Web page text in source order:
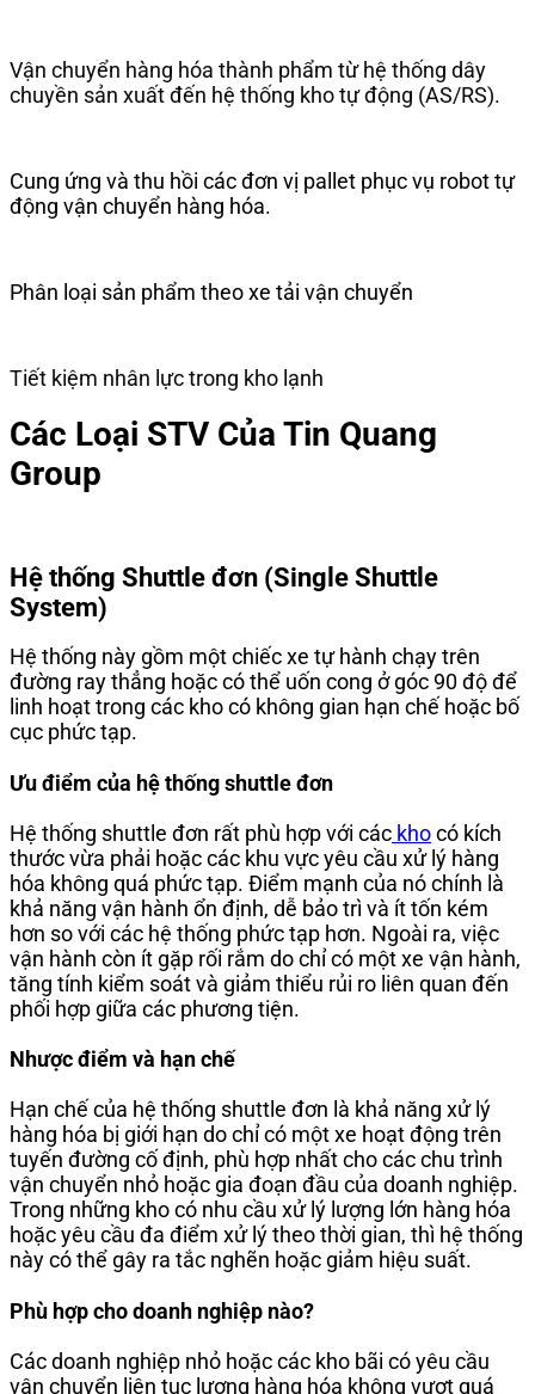
Vận chuyển hàng hóa thành phẩm từ hệ thống dây
chuyền sản xuất đến hệ thống kho tự động (AS/RS).
Cung ứng và thu hồi các đơn vị pallet phục vụ robot tự
động vận chuyển hàng hóa.
Phân loại sản phẩm theo xe tải vận chuyển
Tiết kiệm nhân lực trong kho lạnh
Các Loại STV Của Tin Quang
Group
Hệ thống Shuttle đơn (Single Shuttle
System)
Hệ thống này gồm một chiếc xe tự hành chạy trên
đường ray thẳng hoặc có thể uốn cong ở góc 90 độ để
linh hoạt trong các kho có không gian hạn chế hoặc bố
cục phức tạp.
Ưu điểm của hệ thống shuttle đơn
Hệ thống shuttle đơn rất phù hợp với các khocó kích
thước vừa phải hoặc các khu vực yêu cầu xử lý hàng
hóa không quá phức tạp. Điểm mạnh của nó chính là
khả năng vận hành ổn định, dễ bảo trì và ít tốn kém
hơn so với các hệ thống phức tạp hơn. Ngoài ra, việc
vận hành còn ít gặp rối rắm do chỉ có một xe vận hành,
tăng tính kiểm soát và giảm thiểu rủi ro liên quan đến
phối hợp giữa các phương tiện.
Nhược điểm và hạn chế
Hạn chế của hệ thống shuttle đơn là khả năng xử lý
hàng hóa bị giới hạn do chỉ có một xe hoạt động trên
tuyến đường cố định, phù hợp nhất cho các chu trình
vận chuyển nhỏ hoặc gia đoạn đầu của doanh nghiệp.
Trong những kho có nhu cầu xử lý lượng lớn hàng hóa
hoặc yêu cầu đa điểm xử lý theo thời gian, thì hệ thống
này có thể gây ra tắc nghẽn hoặc giảm hiệu suất.
Phù hợp cho doanh nghiệp nào?
Các doanh nghiệp nhỏ hoặc các kho bãi có yêu cầu
vận chuyển liên tục lượng hàng hóa không vượt quá